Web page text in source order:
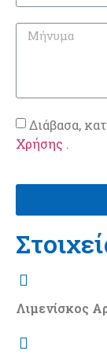
Διάβασα,
Χρήσης .
Λιμενίσκος